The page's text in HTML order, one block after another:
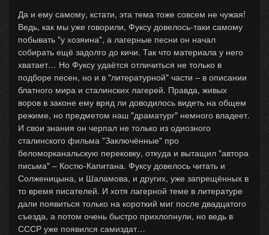
Да и ему самому, кстати, эта тема тоже совсем не чужая!
Ведь, как мы уже говорили, Фуксу довелось-таки самому
побывать "у хозяина", а лагерные песни он начал
собирать ещё задолго до кичи. Так что материала у него
хватает… Но Фуксу удаётся отличиться не только в
подборе песен, но и в "литературной" части – в описании
блатного мира и сталинских лагерей. Правда, живых
воров в законе ему вряд ли доводилось видеть на общем
режиме, но предметом наш "драматург" немного владеет.
И свои знания он черпал не только из одиозного
сталинского фильма "Заключённые" про
беломорканальскую перековку, откуда и вытащил "автора
письма" – Костю-Капитана. Фуксу довелось читать и
Солженицына, и Шаламова, и других, уже запрещённых в
то время писателей. И хотя лагерной теме в литературе
дали появиться только на короткий миг после двадцатого
съезда, а потом очень быстро прихлопнули, но ведь в
СССР уже появился самиздат…